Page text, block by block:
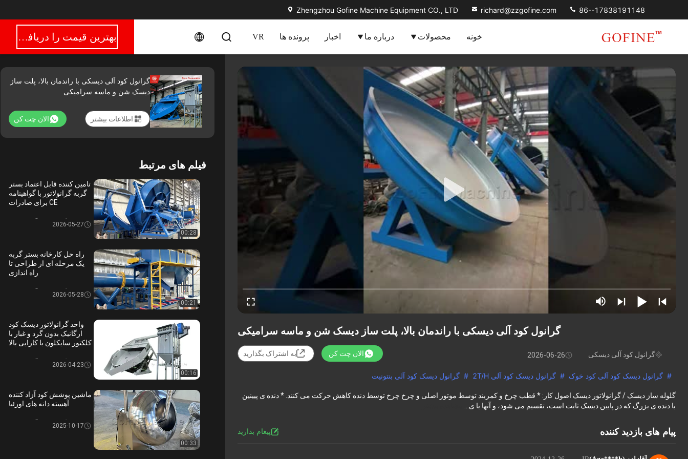
Zhengzhou Gofine Machine Equipment CO., LTD richard@zzgofine.com 86--17838191148
خونه محصولات درباره ما اخبار پرونده ها VR بهترین قیمت را دریافت کنید
گرانول کود آلی دیسکی با راندمان بالا، پلت ساز دیسک شن و ماسه سرامیکی
گرانول کود آلی دیسکی 2026-06-26 الان چت کن به اشتراک بگذارید
# گرانول دیسک کود آلی کود خوک # گرانول دیسک کود آلی 2T/H # گرانول دیسک کود آلی بنتونیت
گلوله ساز دیسک / گرانولاتور دیسک اصول کار: * قطب چرخ و کمربند توسط موتور اصلی و چرخ چرخ توسط دنده کاهش حرکت می کنند. * دنده ی پیینین
با دنده ی بزرگ که در پایین دیسک ثابت است، تقسیم می شود، و آنها با ی...
پیام های بازدید کننده پيغام بذاريد
گرانول کود آلی دیسکی با راندمان بالا، پلت ساز
دیسک شن و ماسه سرامیکی
الان چت کن اطلاعات بیشتر
فیلم های مرتبط
00:28
تامین کننده قابل اعتماد بستر
گربه گرانولاتور با گواهینامه
CE برای صادرات
گرانول کود آلی دیسکی2026-05-27
00:21
راه حل کارخانه بستر گربه
یک مرحله ای از طراحی تا
راه اندازی
گرانول کود آلی دیسکی2026-05-28
00:16
واحد گرانولاتور دیسک کود
ارگانیک بدون گرد و غبار با
کلکتور سایکلون با کارایی بالا
گرانول کود آلی دیسکی2026-04-23
00:33
ماشین پوشش کود آزاد کننده
آهسته دانه های اورئیا
گرانول کود آلی دیسکی2025-10-17